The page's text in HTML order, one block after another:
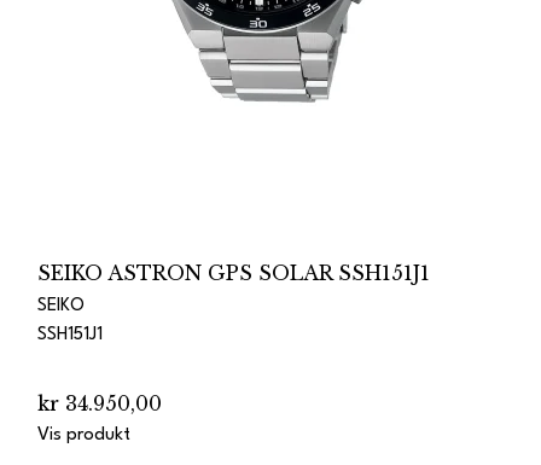
SEIKO ASTRON GPS SOLAR SSH151J1
SEIKO
SSH151J1
kr 34.950,00
Vis produkt